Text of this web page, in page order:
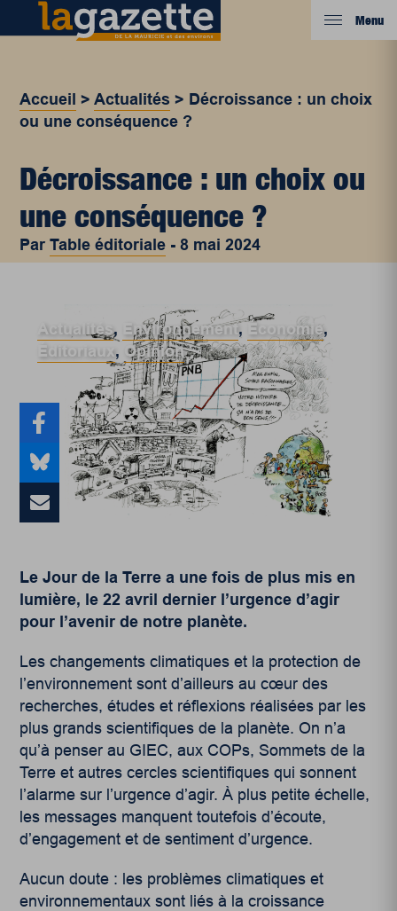
Menu
Accueil >Actualités > Décroissance : un choix
ou une conséquence ?
Décroissance : un choix ou
une conséquence ?
ParTable éditoriale -8 mai 2024
Actualités, Environnement, Économie,
Éditoriaux, Opinion
Le Jour de la Terre a une fois de plus mis en
lumière, le 22 avril dernier l’urgence d’agir
pour l’avenir de notre planète.
Les changements climatiques et la protection de
l’environnement sont d’ailleurs au cœur des
recherches, études et réflexions réalisées par les
plus grands scientifiques de la planète. On n’a
qu’à penser au GIEC, aux COPs, Sommets de la
Terre et autres cercles scientifiques qui sonnent
l’alarme sur l’urgence d’agir. À plus petite échelle,
les messages manquent toutefois d’écoute,
d’engagement et de sentiment d’urgence.
Aucun doute : les problèmes climatiques et
environnementaux sont liés à la croissance